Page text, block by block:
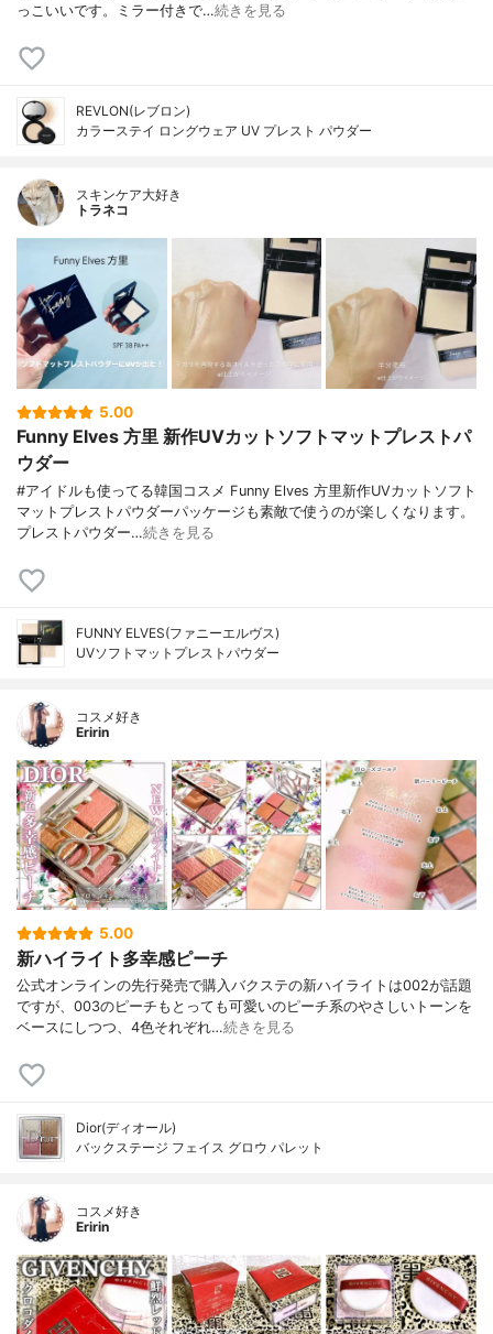
っこいいです。ミラー付きで…続きを見る
REVLON(レブロン)
カラーステイ ロングウェア UV プレスト パウダー
スキンケア大好き
トラネコ
5.00
Funny Elves 方里 新作UVカットソフトマットプレストパ
ウダー
#アイドルも使ってる韓国コスメ Funny Elves 方里新作UVカットソフト
マットプレストパウダーパッケージも素敵で使うのが楽しくなります。
プレストパウダー…続きを見る
FUNNY ELVES(ファニーエルヴス)
UVソフトマットプレストパウダー
コスメ好き
Eririn
5.00
新ハイライト多幸感ピーチ
公式オンラインの先行発売で購入バクステの新ハイライトは002が話題
ですが、003のピーチもとっても可愛いのピーチ系のやさしいトーンを
ベースにしつつ、4色それぞれ…続きを見る
Dior(ディオール)
バックステージ フェイス グロウ パレット
コスメ好き
Eririn